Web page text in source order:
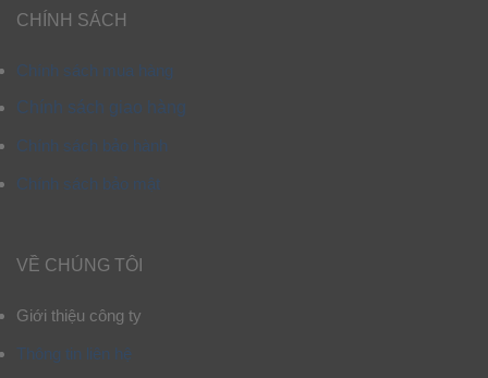
CHÍNH SÁCH
Chính sách mua hàng
Chính sách giao hàng
Chính sách bảo hành
Chính sách bảo mật
VỀ CHÚNG TÔI
Giới thiệu công ty
Thông tin liên hệ